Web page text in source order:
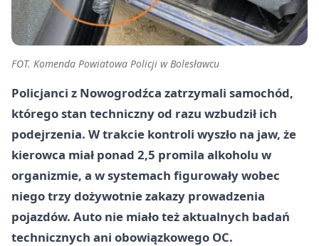
FOT. Komenda Powiatowa Policji w Bolesławcu
Policjanci z Nowogrodźca zatrzymali samochód,
którego stan techniczny od razu wzbudził ich
podejrzenia. W trakcie kontroli wyszło na jaw, że
kierowca miał ponad 2,5 promila alkoholu w
organizmie, a w systemach figurowały wobec
niegotrzy dożywotnie zakazy prowadzenia
pojazdów. Auto nie miało też aktualnych badań
technicznych ani obowiązkowego OC.